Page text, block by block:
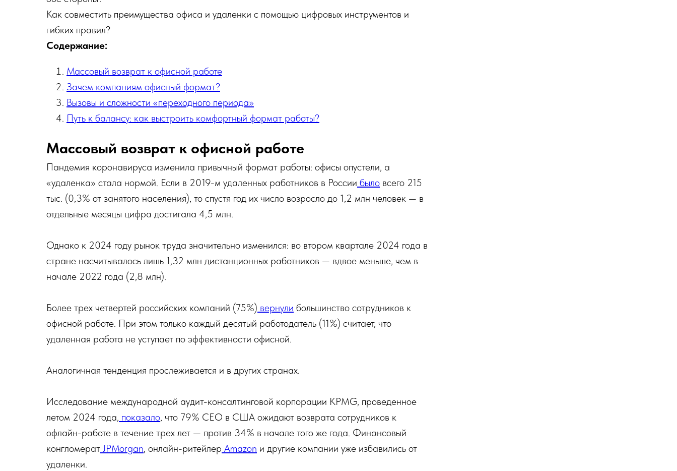
Как совместить преимущества офиса и удаленки с помощью цифровых инструментов и
гибких правил?
Содержание:
Массовый возврат к офисной работе
Зачем компаниям офисный формат?
Вызовы и сложности «переходного периода»
Путь к балансу: как выстроить комфортный формат работы?
Массовый возврат к офисной работе
Пандемия коронавируса изменила привычный формат работы: офисы опустели, а
«удаленка» стала нормой. Если в 2019-м удаленных работников в России было всего 215
тыс. (0,3% от занятого населения), то спустя год их число возросло до 1,2 млн человек — в
отдельные месяцы цифра достигала 4,5 млн.
Однако к 2024 году рынок труда значительно изменился: во втором квартале 2024 года в
стране насчитывалось лишь 1,32 млн дистанционных работников — вдвое меньше, чем в
начале 2022 года (2,8 млн).
Более трех четвертей российских компаний (75%) вернули большинство сотрудников к
офисной работе. При этом только каждый десятый работодатель (11%) считает, что
удаленная работа не уступает по эффективности офисной.
Аналогичная тенденция прослеживается и в других странах.
Исследование международной аудит-консалтинговой корпорации KPMG, проведенное
летом 2024 года, показало, что 79% CEO в США ожидают возврата сотрудников к
офлайн-работе в течение трех лет — против 34% в начале того же года. Финансовый
конгломерат JPMorgan, онлайн-ритейлер Amazon и другие компании уже избавились от
удаленки.